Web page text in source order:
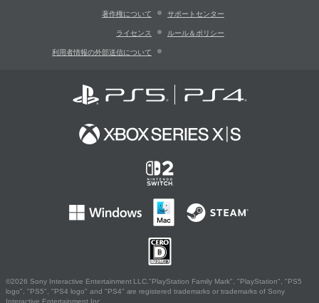
著作権について サポートセンター
ライセンス ルール＆ポリシー
利用者情報の外部送信について
©2026 Sony Interactive Entertainment LLC."PlayStation Family Mark", "PlayStation", "PS5
logo", "PS5", "PS4 logo" and "PS4" are registered trademarks or trademarks of Sony
Interactive Entertainment Inc.